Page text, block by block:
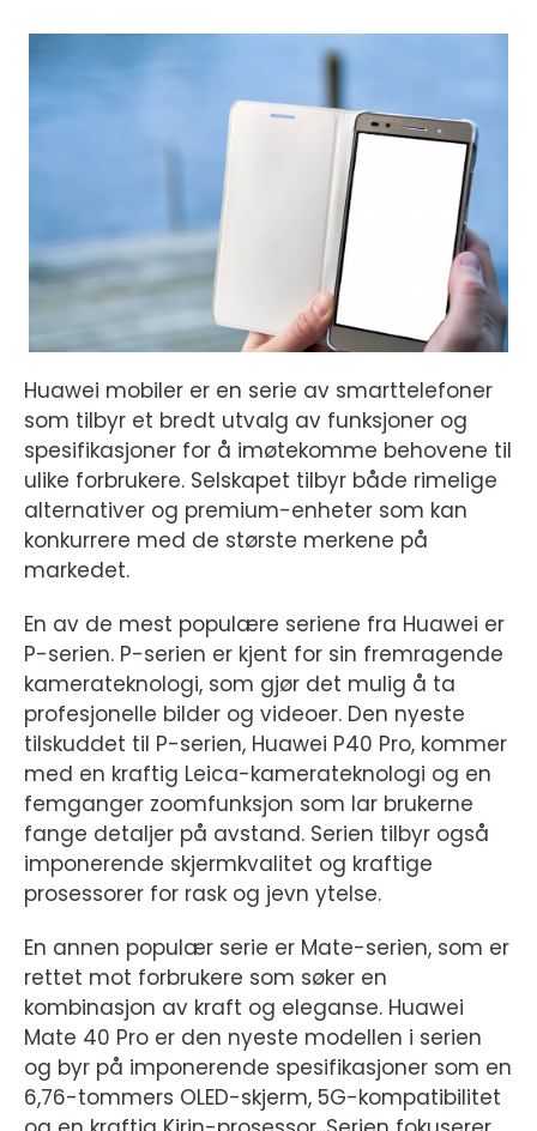
Huawei mobiler er en serie av smarttelefoner
som tilbyr et bredt utvalg av funksjoner og
spesifikasjoner for å imøtekomme behovene til
ulike forbrukere. Selskapet tilbyr både rimelige
alternativer og premium-enheter som kan
konkurrere med de største merkene på
markedet.
En av de mest populære seriene fra Huawei er
P-serien. P-serien er kjent for sin fremragende
kamerateknologi, som gjør det mulig å ta
profesjonelle bilder og videoer. Den nyeste
tilskuddet til P-serien, Huawei P40 Pro, kommer
med en kraftig Leica-kamerateknologi og en
femganger zoomfunksjon som lar brukerne
fange detaljer på avstand. Serien tilbyr også
imponerende skjermkvalitet og kraftige
prosessorer for rask og jevn ytelse.
En annen populær serie er Mate-serien, som er
rettet mot forbrukere som søker en
kombinasjon av kraft og eleganse. Huawei
Mate 40 Pro er den nyeste modellen i serien
og byr på imponerende spesifikasjoner som en
6,76-tommers OLED-skjerm, 5G-kompatibilitet